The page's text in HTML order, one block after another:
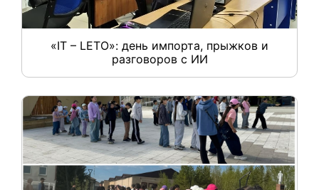
«IT – LETO»: день импорта, прыжков и
разговоров с ИИ